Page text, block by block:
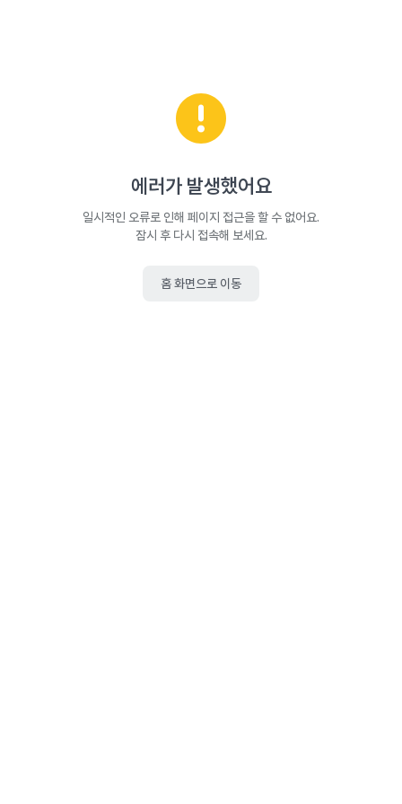
에러가 발생했어요
일시적인 오류로 인해 페이지 접근을 할 수 없어요.
잠시 후 다시 접속해 보세요.
홈 화면으로 이동